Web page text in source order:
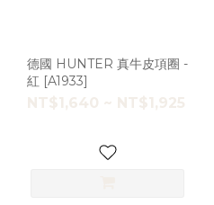
德國 HUNTER 真牛皮項圈 -
紅 [A1933]
NT$1,640 ~ NT$1,925